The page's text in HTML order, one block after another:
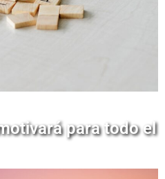
para todo el